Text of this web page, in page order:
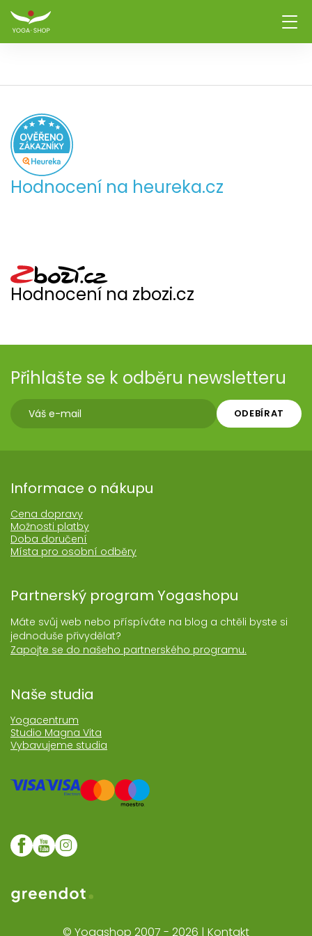
Hodnocení na heureka.cz
Hodnocení na zbozi.cz
Přihlašte se k odběru newsletteru
ODEBÍRAT
Informace o nákupu
Cena dopravy
Možnosti platby
Doba doručení
Místa pro osobní odběry
Partnerský program Yogashopu
Máte svůj web nebo příspíváte na blog a chtěli byste si
jednoduše přivydělat?
Zapojte se do našeho partnerského programu.
Naše studia
Yogacentrum
Studio Magna Vita
Vybavujeme studia
Web realozoval Greendot
© Yogashop 2007 - 2026 | Kontakt